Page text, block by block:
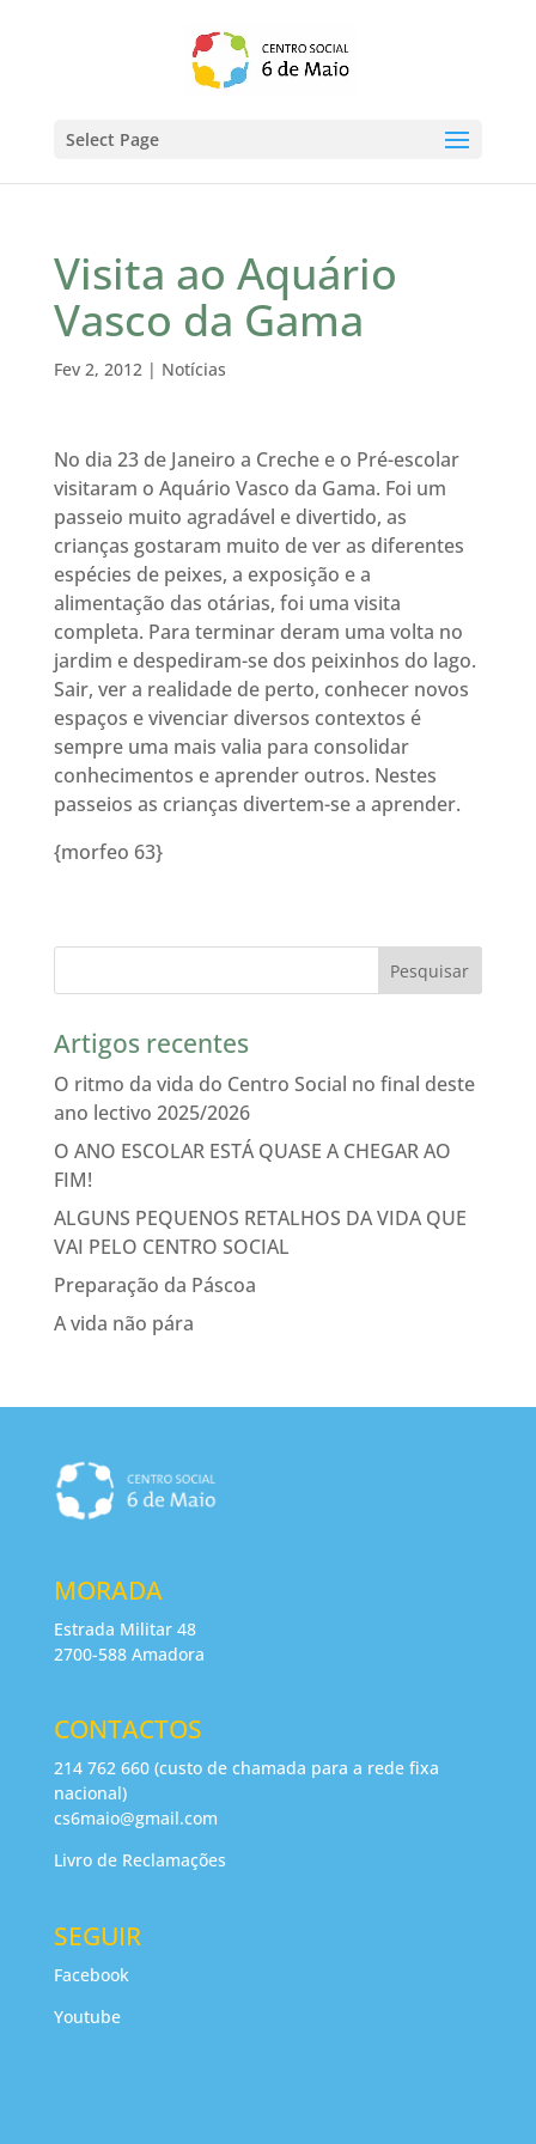
Select Page
Visita ao Aquário
Vasco da Gama
Fev 2, 2012| Notícias
No dia 23 de Janeiro a Creche e o Pré-escolar
visitaram o Aquário Vasco da Gama. Foi um
passeio muito agradável e divertido, as
crianças gostaram muito de ver as diferentes
espécies de peixes, a exposição e a
alimentação das otárias, foi uma visita
completa. Para terminar deram uma volta no
jardim e despediram-se dos peixinhos do lago.
Sair, ver a realidade de perto, conhecer novos
espaços e vivenciar diversos contextos é
sempre uma mais valia para consolidar
conhecimentos e aprender outros. Nestes
passeios as crianças divertem-se a aprender.
{morfeo 63}
Artigos recentes
O ritmo da vida do Centro Social no final deste
ano lectivo 2025/2026
O ANO ESCOLAR ESTÁ QUASE A CHEGAR AO
FIM!
ALGUNS PEQUENOS RETALHOS DA VIDA QUE
VAI PELO CENTRO SOCIAL
Preparação da Páscoa
A vida não pára
MORADA
Estrada Militar 48
2700-588 Amadora
CONTACTOS
214 762 660 (custo de chamada para a rede fixa
nacional)
cs6maio@gmail.com
Livro de Reclamações
SEGUIR
Facebook
Youtube